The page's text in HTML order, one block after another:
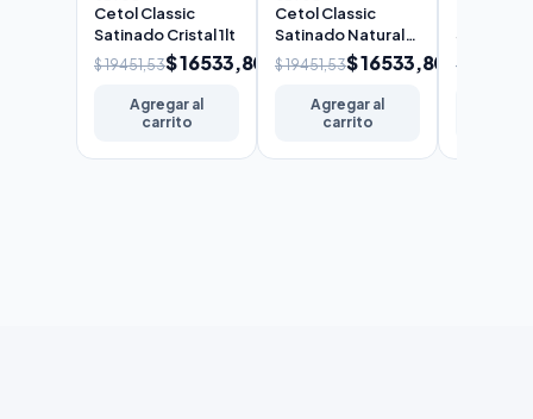
Cetol Classic
Satinado Cristal 1lt
$ 19451,53$ 16533,80
Agregar al
carrito
Cetol Classic
Satinado Natural
1lt
$ 19451,53$ 16533,80
Agregar al
carrito
Satinado
$ 19451,53